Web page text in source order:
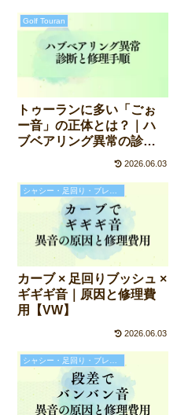
Golf Touran
トゥーランに多い「ごぉ
ー音」の正体とは？｜ハ
ブベアリング異常の診断
2026.06.03
カーブ × 足回りブッシュ ×
ギギギ音｜原因と修理費
用【VW】
2026.06.03